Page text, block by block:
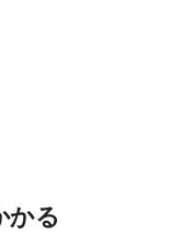
かる